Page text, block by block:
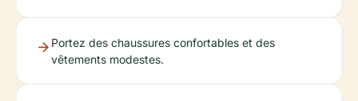
Portez des chaussures confortables et des
vêtements modestes.